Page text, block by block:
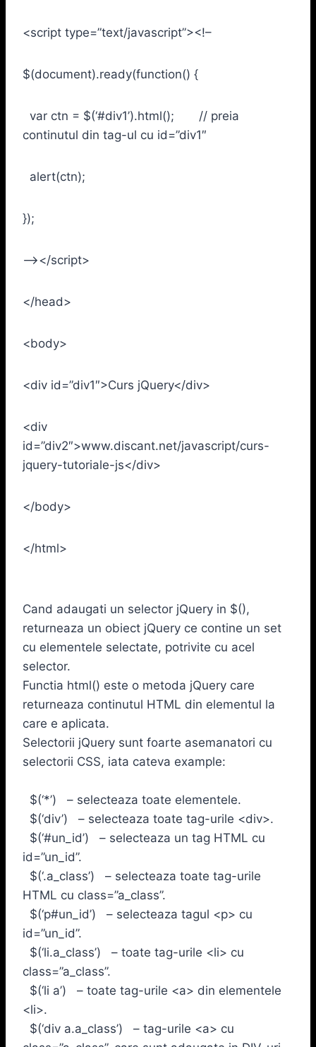
<script type=”text/javascript”><!–
$(document).ready(function() {
var ctn = $(‘#div1’).html(); // preia
continutul din tag-ul cu id=”div1″
alert(ctn);
});
–></script>
</head>
<body>
<div id=”div1″>Curs jQuery</div>
<div
id=”div2″>www.discant.net/javascript/curs-
jquery-tutoriale-js</div>
</body>
</html>
Cand adaugati un selector jQuery in $(),
returneaza un obiect jQuery ce contine un set
cu elementele selectate, potrivite cu acel
selector.
Functia html() este o metoda jQuery care
returneaza continutul HTML din elementul la
care e aplicata.
Selectorii jQuery sunt foarte asemanatori cu
selectorii CSS, iata cateva example:
$(‘*’) – selecteaza toate elementele.
$(‘div’) – selecteaza toate tag-urile <div>.
$(‘#un_id’) – selecteaza un tag HTML cu
id=”un_id”.
$(‘.a_class’) – selecteaza toate tag-urile
HTML cu class=”a_class”.
$(‘p#un_id’) – selecteaza tagul <p> cu
id=”un_id”.
$(‘li.a_class’) – toate tag-urile <li> cu
class=”a_class”.
$(‘li a’) – toate tag-urile <a> din elementele
<li>.
$(‘div a.a_class’) – tag-urile <a> cu